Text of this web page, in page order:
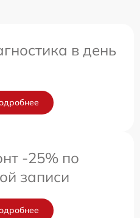
в день
-25% по
записи